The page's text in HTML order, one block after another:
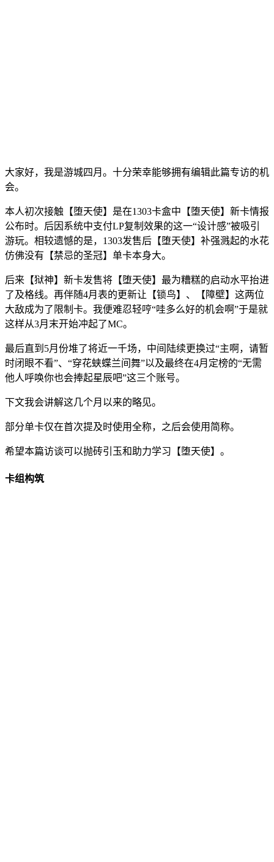
大家好，我是游城四月。十分荣幸能够拥有编辑此篇专访的机
会。
本人初次接触【堕天使】是在1303卡盒中【堕天使】新卡情报
公布时。后因系统中支付LP复制效果的这一“设计感”被吸引
游玩。相较遗憾的是，1303发售后【堕天使】补强溅起的水花
仿佛没有【禁忌的圣冠】单卡本身大。
后来【狱神】新卡发售将【堕天使】最为糟糕的启动水平抬进
了及格线。再伴随4月表的更新让【锁鸟】、【障壁】这两位
大敌成为了限制卡。我便难忍轻哼“哇多么好的机会啊”于是就
这样从3月末开始冲起了MC。
最后直到5月份堆了将近一千场，中间陆续更换过“主啊，请暂
时闭眼不看”、“穿花蛱蝶兰间舞”以及最终在4月定榜的“无需
他人呼唤你也会捧起星辰吧”这三个账号。
下文我会讲解这几个月以来的略见。
部分单卡仅在首次提及时使用全称，之后会使用简称。
希望本篇访谈可以抛砖引玉和助力学习【堕天使】。
卡组构筑